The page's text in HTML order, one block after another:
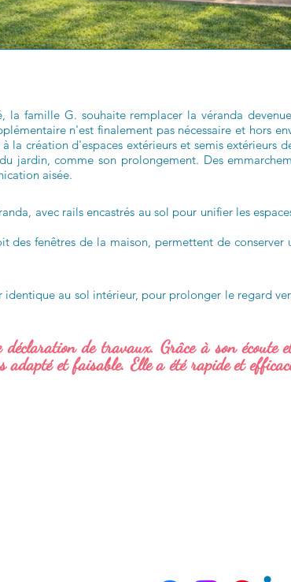
famille G. souhaite remplacer la véranda
n'est finalement pas nécessaire et hors
la création d'espaces extérieurs et semis extérieurs
jardin, comme son prolongement. Des
aisée.
avec rails encastrés au sol pour unifier les
des fenêtres de la maison, permettent de conserver
au sol intérieur, pour prolonger le regard
de travaux. Grâce à son écoute
et faisable. Elle a été rapide et